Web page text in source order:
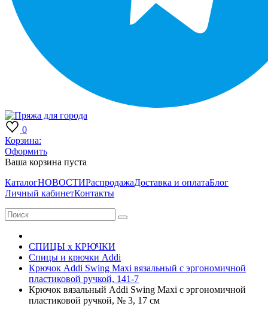
0
Корзина:
Оформить
Ваша корзина пуста
КаталогНОВОСТИРаспродажаДоставка и оплатаБлог
Личный кабинетКонтакты
СПИЦЫ х КРЮЧКИ
Спицы и крючки Addi
Крючок Addi Swing Maxi вязальный с эргономичной
пластиковой ручкой, 141-7
Крючок вязальный Addi Swing Maxi с эргономичной
пластиковой ручкой, № 3, 17 см